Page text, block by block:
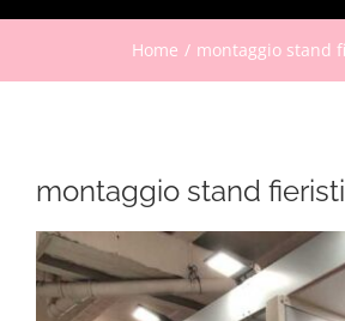
Home montaggio stand
montaggio stand
Ingrandisci
immagine